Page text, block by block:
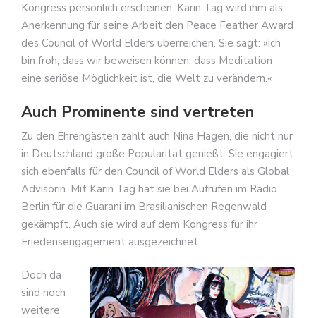
Kongress persönlich erscheinen. Karin Tag wird ihm als
Anerkennung für seine Arbeit den Peace Feather Award
des Council of World Elders überreichen. Sie sagt: »Ich
bin froh, dass wir beweisen können, dass Meditation
eine seriöse Möglichkeit ist, die Welt zu verändern.«
Auch Prominente sind vertreten
Zu den Ehrengästen zählt auch Nina Hagen, die nicht nur
in Deutschland große Popularität genießt. Sie engagiert
sich ebenfalls für den Council of World Elders als Global
Advisorin. Mit Karin Tag hat sie bei Aufrufen im Radio
Berlin für die Guarani im Brasilianischen Regenwald
gekämpft. Auch sie wird auf dem Kongress für ihr
Friedensengagement ausgezeichnet.
Doch da
sind noch
weitere